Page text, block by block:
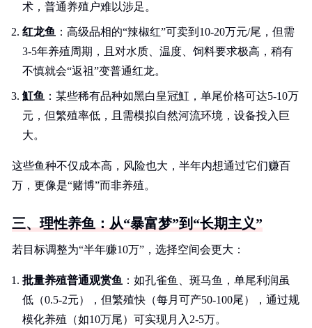
术，普通养殖户难以涉足。
红龙鱼 ：高级品相的“辣椒红”可卖到10-20万元/尾，但需
3-5年养殖周期，且对水质、温度、饲料要求极高，稍有
不慎就会“返祖”变普通红龙。
魟鱼 ：某些稀有品种如黑白皇冠魟，单尾价格可达5-10万
元，但繁殖率低，且需模拟自然河流环境，设备投入巨
大。
这些鱼种不仅成本高，风险也大，半年内想通过它们赚百
万，更像是“赌博”而非养殖。
三、理性养鱼：从“暴富梦”到“长期主义”
若目标调整为“半年赚10万”，选择空间会更大：
批量养殖普通观赏鱼 ：如孔雀鱼、斑马鱼，单尾利润虽
低（0.5-2元），但繁殖快（每月可产50-100尾），通过规
模化养殖（如10万尾）可实现月入2-5万。